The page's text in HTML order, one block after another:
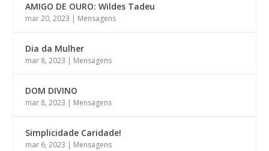
AMIGO DE OURO: Wildes Tadeu
mar 20, 2023 | Mensagens
Dia da Mulher
mar 8, 2023 | Mensagens
DOM DIVINO
mar 8, 2023 | Mensagens
Simplicidade Caridade!
mar 6, 2023 | Mensagens